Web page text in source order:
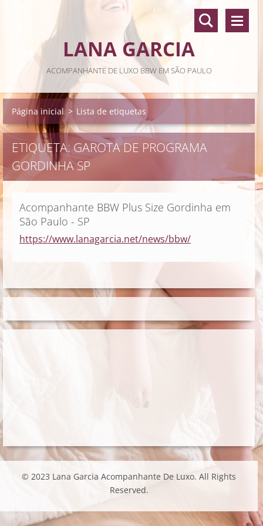
LANA GARCIA
ACOMPANHANTE DE LUXO BBW EM SÃO PAULO
Página inicial > Lista de etiquetas
ETIQUETA: GAROTA DE PROGRAMA
GORDINHA SP
Acompanhante BBW Plus Size Gordinha em
São Paulo - SP
https://www.lanagarcia.net/news/bbw/
© 2023 Lana Garcia Acompanhante De Luxo. All Rights
Reserved.